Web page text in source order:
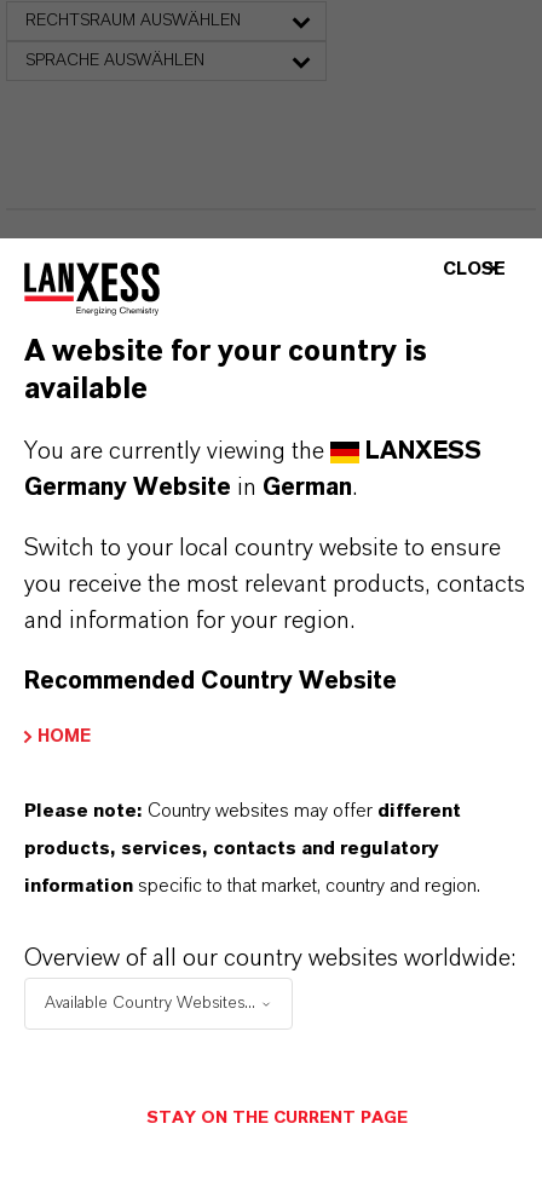
RECHTSRAUM AUSWÄHLEN
SPRACHE AUSWÄHLEN
DARUMLANXESS!
Als führendes Spezialchemieunternehmen bieten
wir weit mehr als nur hochwertige Produkte: Wir
stehen für Zuverlässigkeit, Innovationskraft und
partnerschaftliches Denken. Im Mittelpunkt
Kunden. Unsere Kunden profitieren von
maßgeschneiderten Lösungen, globaler Präsenz
und einem tiefen Verständnis ihrer Märkte. Hier
LANXESS der richtige Partner für Ihr Unternehmen
ist.
IM MITTELPUNKT STEHEN SIE: UNSERE
11 Gründe, warum LANXESS der richtige
CLOSE
A website for your country is
available
You are currently viewing the
LANXESS
Germany Website in German.
Switch to your local country website to ensure
you receive the most relevant products, contacts
and information for your region.
Recommended Country Website
HOME
Please note: Country websites may offer different
products, services, contacts and regulatory
information specific to that market, country and region.
Overview of all our country websites worldwide:
Available Country Websites...
STAY ON THE CURRENT PAGE